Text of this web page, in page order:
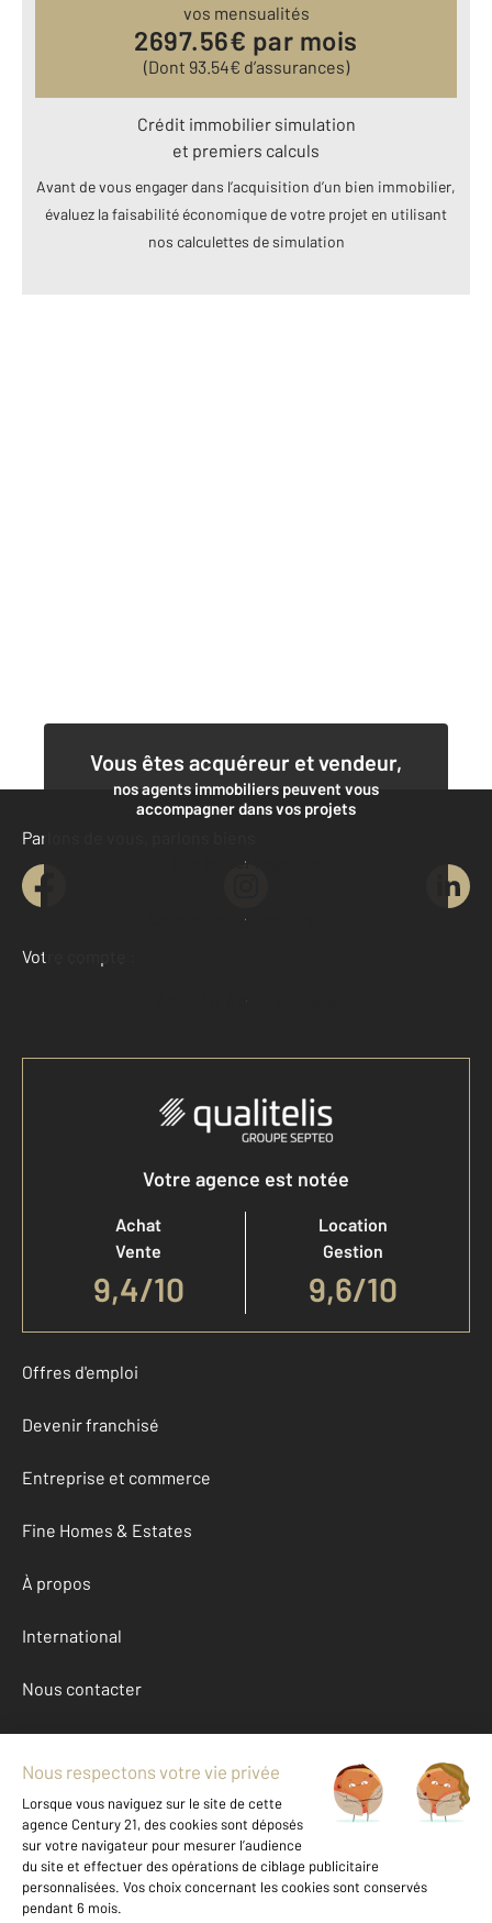
vos mensualités
2697.56€ par mois
(Dont 93.54€ d’assurances)
Crédit immobilier simulation
et premiers calculs
Avant de vous engager dans l’acquisition d’un bien immobilier,
évaluez la faisabilité économique de votre projet en utilisant
nos calculettes de simulation
Vous êtes acquéreur et vendeur,
nos agents immobiliers peuvent vous
accompagner dans vos projets
Contacter l'agence
Demander une estimation
Parlons de vous, parlons biens
Votre compte :
Accéder à mon compte
Votre agence est notée
Achat
Vente
9,4/10
Location
Gestion
9,6/10
Offres d'emploi
Devenir franchisé
Entreprise et commerce
Fine Homes & Estates
À propos
International
Nous contacter
Mentions légales & CGU et Barèmes d'honoraires
Données personnelles
Gestionnaire des cookies